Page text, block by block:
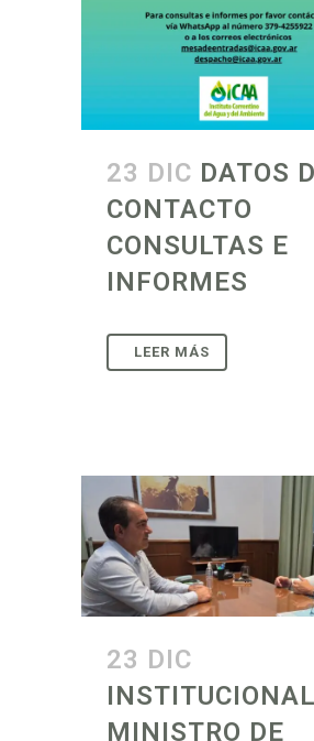
23 DIC DATOS
CONTACTO
CONSULTAS E
INFORMES
23 DIC
MINISTRO DE